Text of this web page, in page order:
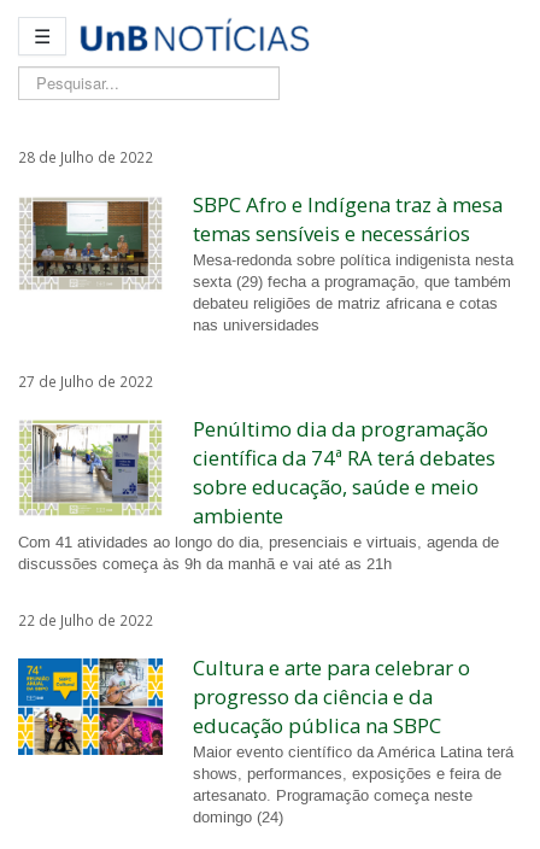
☰
Pesquisar...
28 de Julho de 2022
SBPC Afro e Indígena traz à mesa
temas sensíveis e necessários
Mesa-redonda sobre política indigenista nesta
sexta (29) fecha a programação, que também
debateu religiões de matriz africana e cotas
nas universidades
27 de Julho de 2022
Penúltimo dia da programação
científica da 74ª RA terá debates
sobre educação, saúde e meio
ambiente
Com 41 atividades ao longo do dia, presenciais e virtuais, agenda de
discussões começa às 9h da manhã e vai até as 21h
22 de Julho de 2022
Cultura e arte para celebrar o
progresso da ciência e da
educação pública na SBPC
Maior evento científico da América Latina terá
shows, performances, exposições e feira de
artesanato. Programação começa neste
domingo (24)